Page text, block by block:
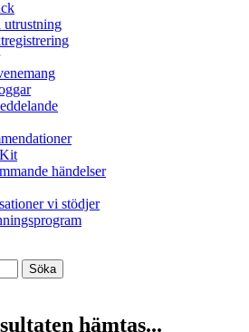
utrustning
händelser
vi stödjer
hämtas...